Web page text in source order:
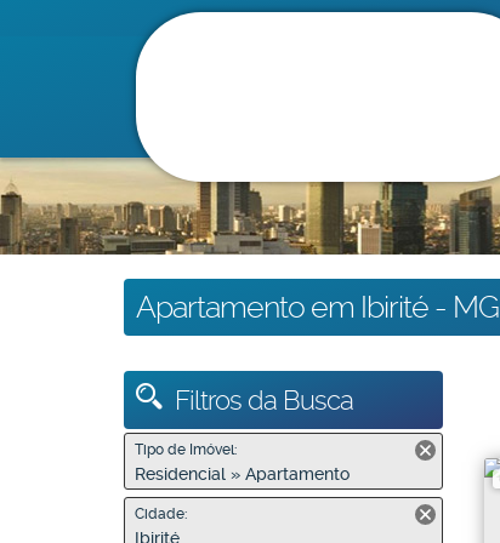
Apartamento em Ibirité - MG
Filtros da Busca
Tipo de Imóvel:
Residencial » Apartamento
Cidade:
Ibirité